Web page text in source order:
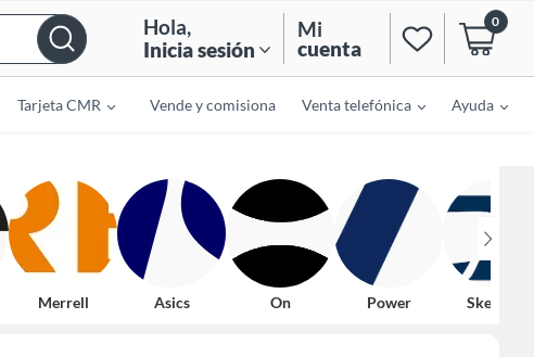
Hola,
Inicia sesión
Mi
cuenta
0
Tarjeta CMR Vende y comisiona Venta telefónica Ayuda
Merrell Asics On Power Skechers